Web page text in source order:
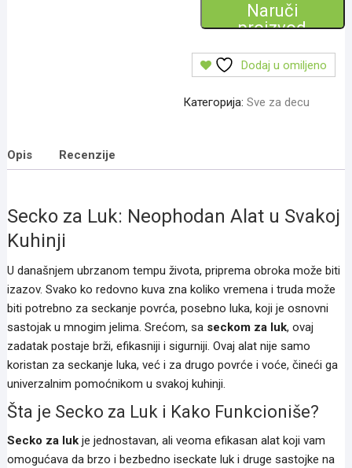
Svakoj
количина
Naruči
proizvod
Dodaj u omiljeno
Категорија: Sve za decu
Opis Recenzije
Secko za Luk: Neophodan Alat u Svakoj
Kuhinji
U današnjem ubrzanom tempu života, priprema obroka može biti
izazov. Svako ko redovno kuva zna koliko vremena i truda može
biti potrebno za seckanje povrća, posebno luka, koji je osnovni
sastojak u mnogim jelima. Srećom, sa seckom za luk, ovaj
zadatak postaje brži, efikasniji i sigurniji. Ovaj alat nije samo
koristan za seckanje luka, već i za drugo povrće i voće, čineći ga
univerzalnim pomoćnikom u svakoj kuhinji.
Šta je Secko za Luk i Kako Funkcioniše?
Secko za lukje jednostavan, ali veoma efikasan alat koji vam
omogućava da brzo i bezbedno iseckate luk i druge sastojke na